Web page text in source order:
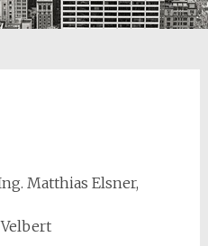
Matthias Elsner,